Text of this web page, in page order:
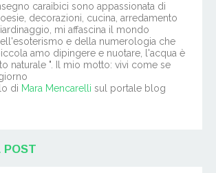
caraibici sono appassionata di
decorazioni, cucina, arredamento
mi affascina il mondo
e della numerologia che
amo dipingere e nuotare, l'acqua è
naturale ". Il mio motto: vivi come se
di Mara Mencarelli sul portale blog
POST